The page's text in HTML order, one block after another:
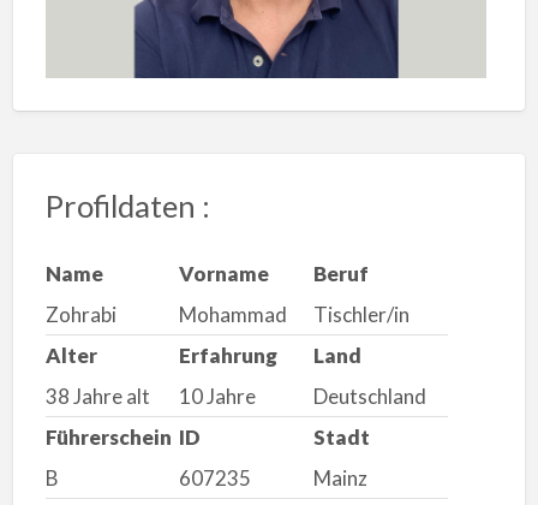
Profildaten :
Name
Zohrabi
Vorname
Mohammad
Beruf
Tischler/in
Alter
38 Jahre alt
Erfahrung
10 Jahre
Land
Deutschland
Führerschein
B
ID
607235
Stadt
Mainz